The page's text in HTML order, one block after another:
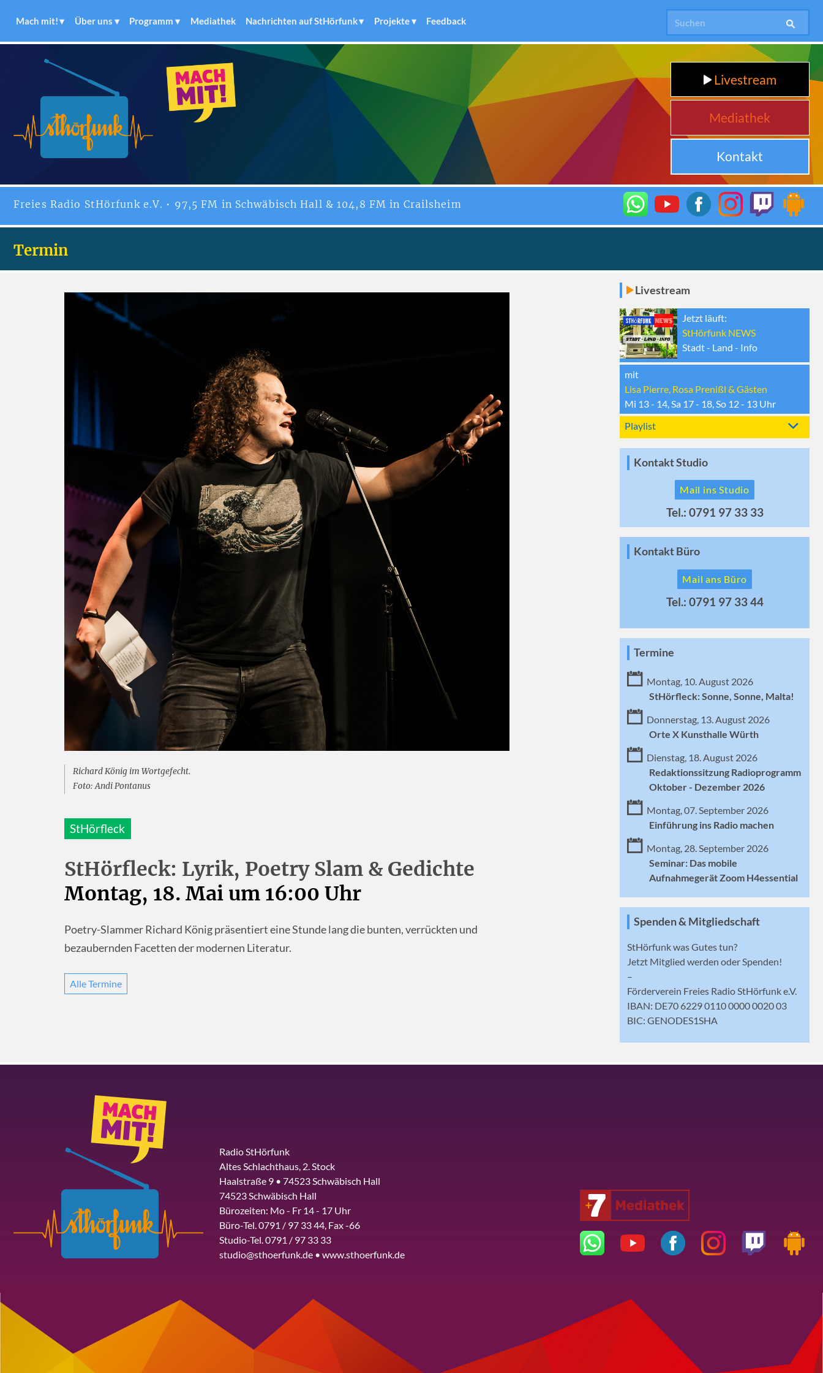
Mach mit! Über uns Programm Mediathek Nachrichten auf StHörfunk Projekte Feedback
Livestream
Mediathek
Kontakt
Freies Radio StHörfunke.V. • 97,5 FM in Schwäbisch Hall & 104,8 FM in Crailsheim
Termin
Richard König im Wortgefecht.
Foto: Andi Pontanus
StHörfleck
StHörfleck: Lyrik, Poetry Slam & Gedichte
Montag, 18. Mai um 16:00 Uhr
Poetry-Slammer Richard König präsentiert eine Stunde lang die bunten, verrückten und
bezaubernden Facetten der modernen Literatur.
Alle Termine
Livestream
Jetzt läuft:
StHörfunk NEWS
Stadt - Land - Info
mit
Lisa Pierre, Rosa Prenißl & Gästen
Mi 13 - 14, Sa 17 - 18, So 12 - 13 Uhr
Playlist
Kontakt Studio
Mail ins Studio
Tel.: 0791 97 33 33
Kontakt Büro
Mail ans Büro
Tel.: 0791 97 33 44
Termine
Montag, 10. August 2026
StHörfleck: Sonne, Sonne, Malta!
Donnerstag, 13. August 2026
Orte X Kunsthalle Würth
Dienstag, 18. August 2026
Redaktionssitzung Radioprogramm
Oktober - Dezember 2026
Montag, 07. September 2026
Einführung ins Radio machen
Montag, 28. September 2026
Seminar: Das mobile
Aufnahmegerät Zoom H4essential
Spenden & Mitgliedschaft
StHörfunk was Gutes tun?
Jetzt Mitglied werden oder Spenden!
–
Förderverein Freies Radio StHörfunk e.V.
IBAN: DE70 6229 0110 0000 0020 03
BIC: GENODES1SHA
Radio StHörfunk
Altes Schlachthaus, 2. Stock
Haalstraße 9 • 74523 Schwäbisch Hall
74523 Schwäbisch Hall
Bürozeiten: Mo - Fr 14 - 17 Uhr
Büro-Tel. 0791 / 97 33 44, Fax -66
Studio-Tel. 0791 / 97 33 33
studio@sthoerfunk.de • www.sthoerfunk.de